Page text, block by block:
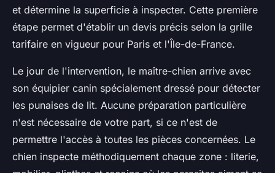
et détermine la superficie à inspecter. Cette première
étape permet d'établir un devis précis selon la grille
tarifaire en vigueur pour Paris et l'Île-de-France.
Le jour de l'intervention, le maître-chien arrive avec
son équipier canin spécialement dressé pour détecter
les punaises de lit. Aucune préparation particulière
n'est nécessaire de votre part, si ce n'est de
permettre l'accès à toutes les pièces concernées. Le
chien inspecte méthodiquement chaque zone : literie,